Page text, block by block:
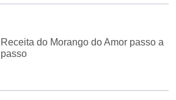
Receita do Morango do Amor passo a
passo